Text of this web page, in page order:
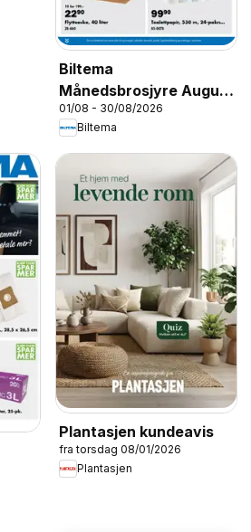
Biltema
Månedsbrosjyre August
- National
01/08 - 30/08/2026
Biltema
Plantasjen kundeavis
fra torsdag 08/01/2026
Plantasjen